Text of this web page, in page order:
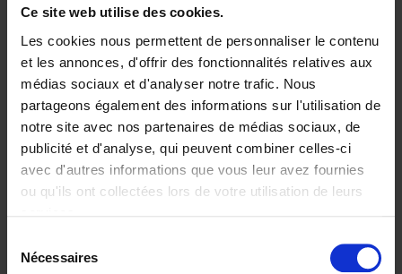
Ce site web utilise des cookies.
Les cookies nous permettent de personnaliser le contenu
et les annonces, d'offrir des fonctionnalités relatives aux
médias sociaux et d'analyser notre trafic. Nous
partageons également des informations sur l'utilisation de
notre site avec nos partenaires de médias sociaux, de
publicité et d'analyse, qui peuvent combiner celles-ci
avec d'autres informations que vous leur avez fournies
ou qu'ils ont collectées lors de votre utilisation de leurs
Nécessaires
9789401474801.PDF
Disponibilité : Beschikbaar als POD
Product details
réductions, d’actions et d’inspiration ?